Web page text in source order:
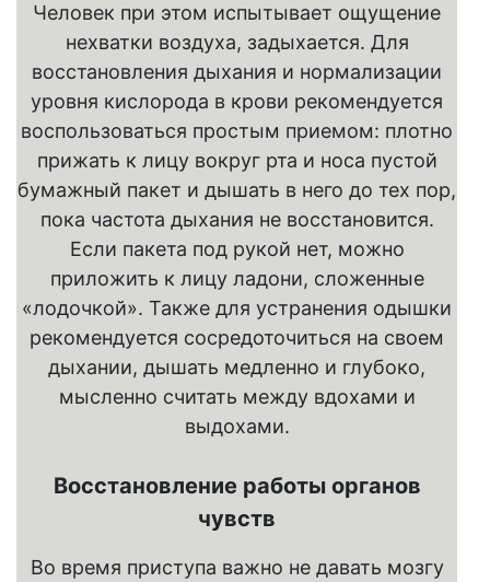
Человек при этом испытывает ощущение
нехватки воздуха, задыхается. Для
восстановления дыхания и нормализации
уровня кислорода в крови рекомендуется
воспользоваться простым приемом: плотно
прижать к лицу вокруг рта и носа пустой
бумажный пакет и дышать в него до тех пор,
пока частота дыхания не восстановится.
Если пакета под рукой нет, можно
приложить к лицу ладони, сложенные
«лодочкой». Также для устранения одышки
рекомендуется сосредоточиться на своем
дыхании, дышать медленно и глубоко,
мысленно считать между вдохами и
выдохами.
Восстановление работы органов
чувств
Во время приступа важно не давать мозгу